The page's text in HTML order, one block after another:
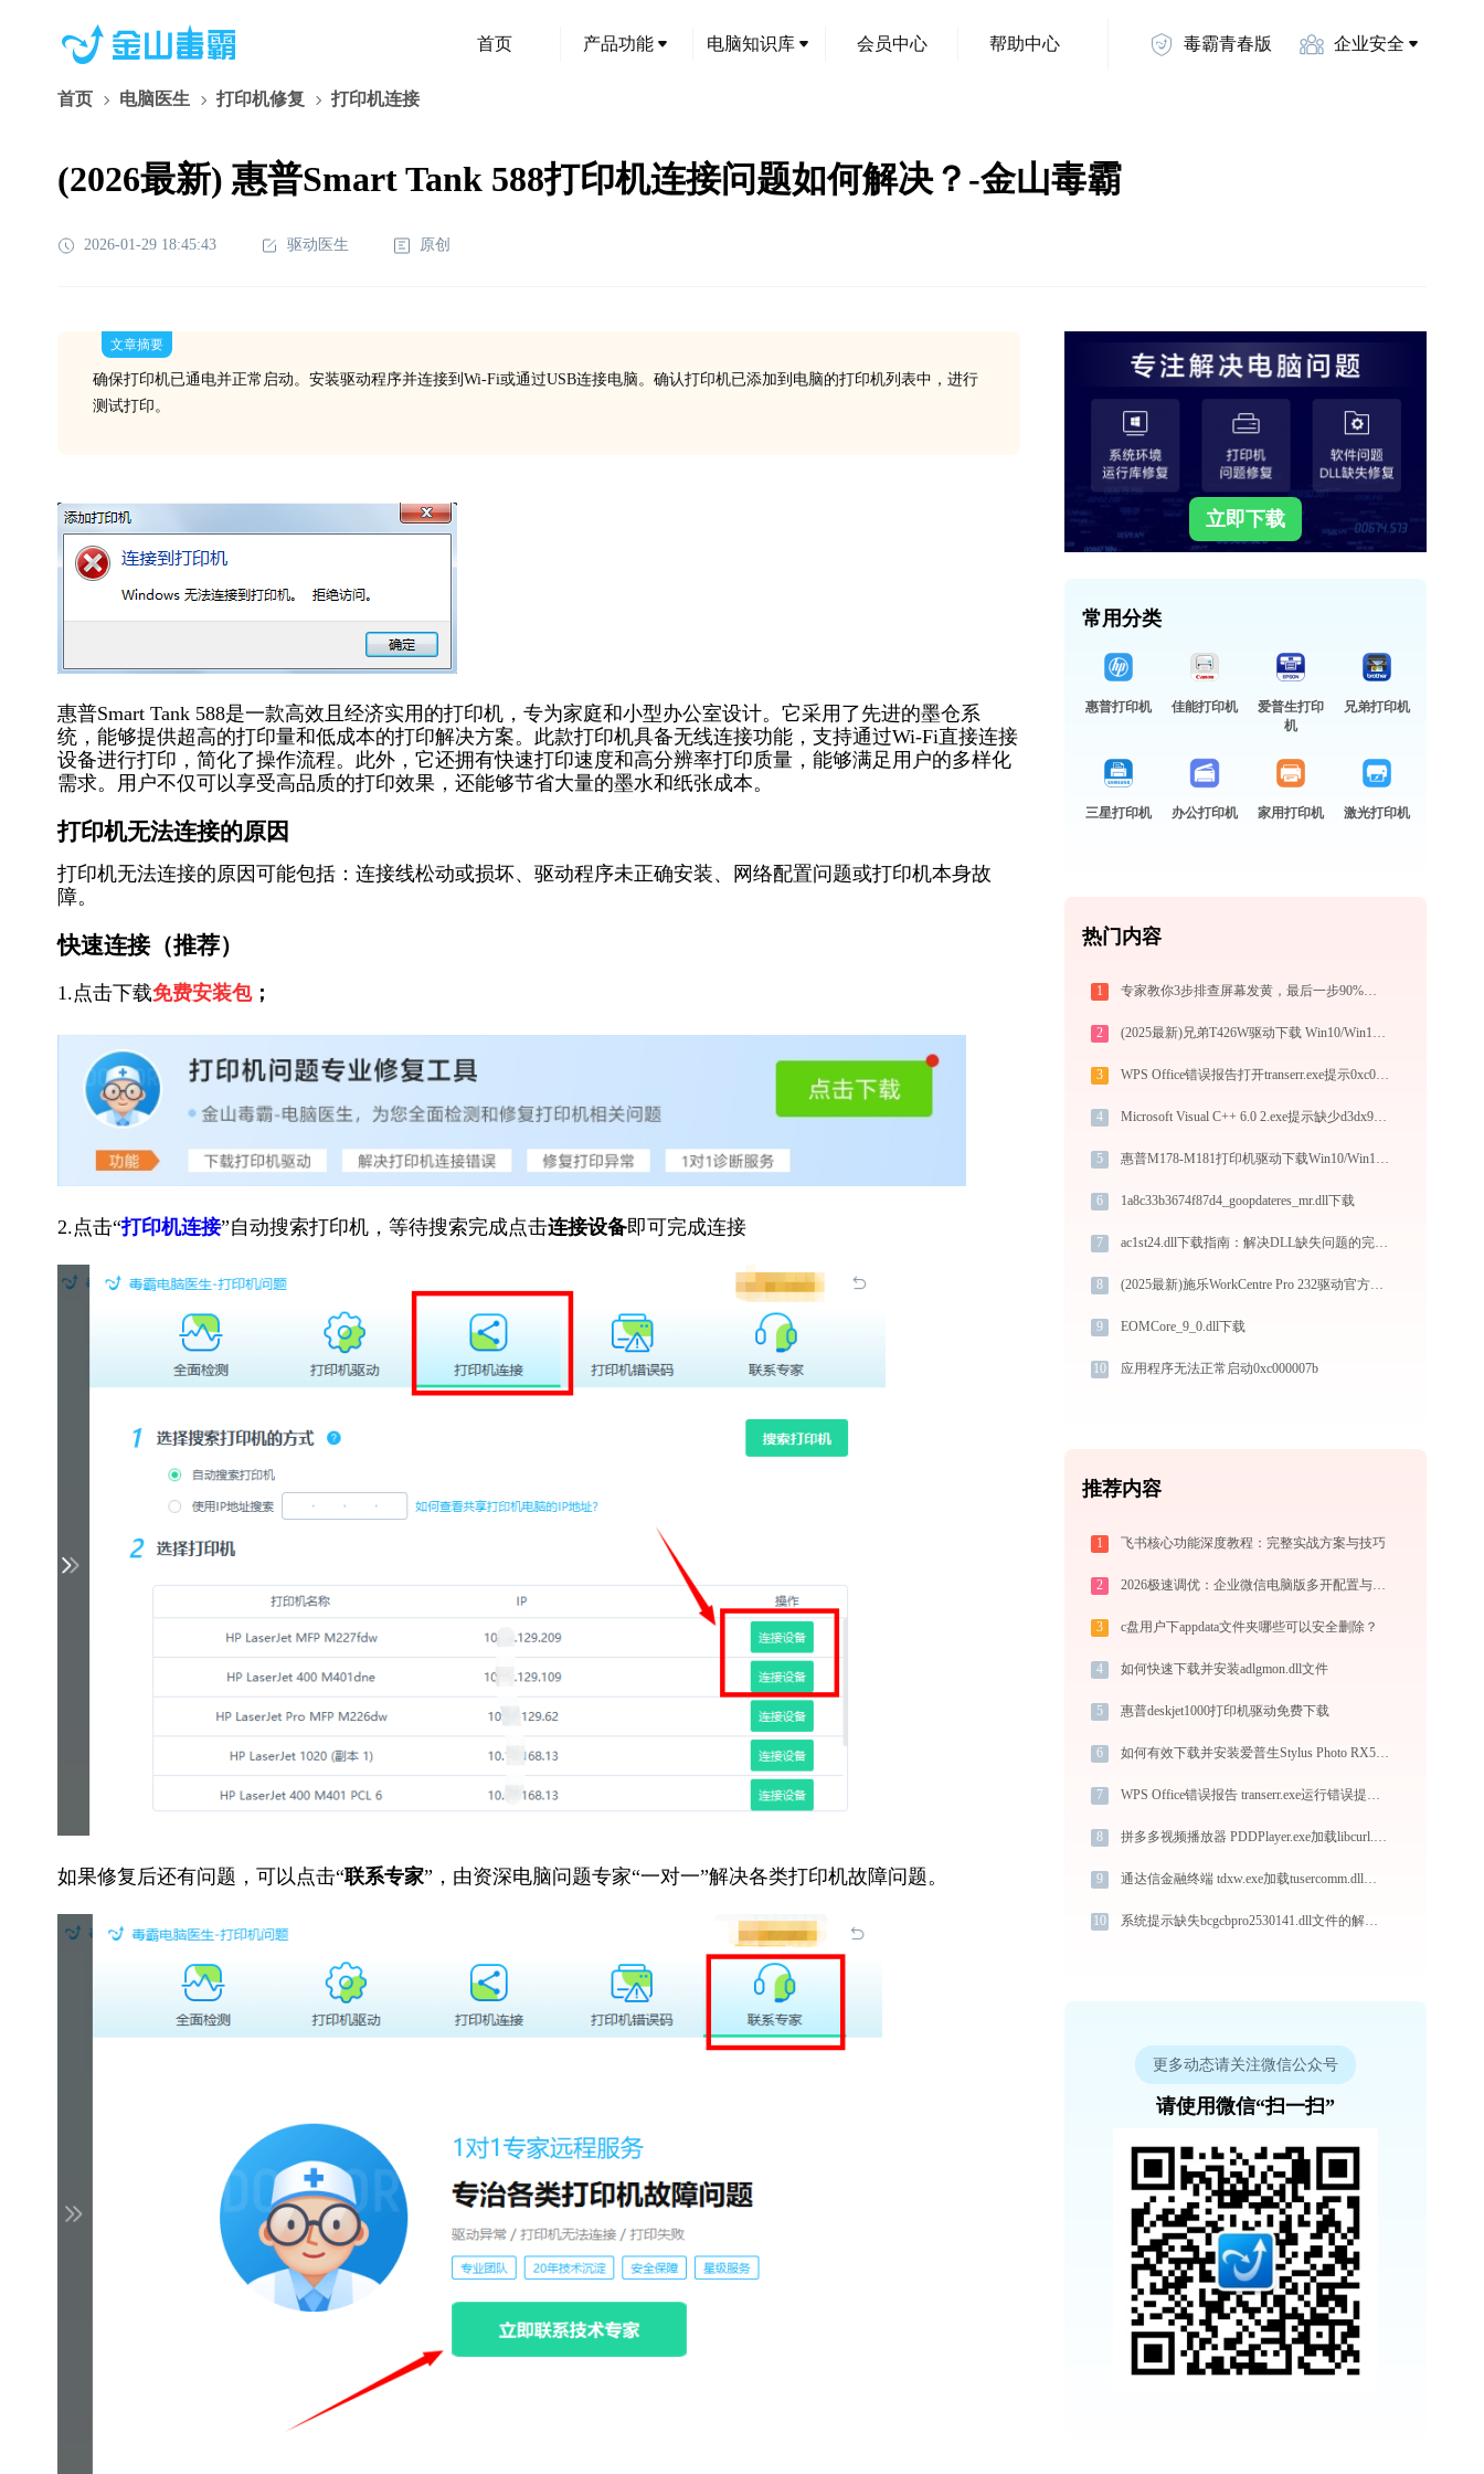
首页 产品功能 电脑知识库 会员中心 帮助中心 毒霸青春版 企业安全
首页 电脑医生 打印机修复 打印机连接
(2026最新) 惠普Smart Tank 588打印机连接问题如何解决？-金山毒霸
2026-01-29 18:45:43 驱动医生 原创
文章摘要
确保打印机已通电并正常启动。安装驱动程序并连接到Wi-Fi或通过USB连接电脑。确认打印机已添加到电脑的打印机列表中，进行
测试打印。
惠普Smart Tank 588是一款高效且经济实用的打印机，专为家庭和小型办公室设计。它采用了先进的墨仓系
统，能够提供超高的打印量和低成本的打印解决方案。此款打印机具备无线连接功能，支持通过Wi-Fi直接连接
设备进行打印，简化了操作流程。此外，它还拥有快速打印速度和高分辨率打印质量，能够满足用户的多样化
需求。用户不仅可以享受高品质的打印效果，还能够节省大量的墨水和纸张成本。
打印机无法连接的原因
打印机无法连接的原因可能包括：连接线松动或损坏、驱动程序未正确安装、网络配置问题或打印机本身故
障。
快速连接（推荐）
1.点击下载免费安装包；
2.点击“打印机连接”自动搜索打印机，等待搜索完成点击连接设备即可完成连接
如果修复后还有问题，可以点击“联系专家”，由资深电脑问题专家“一对一”解决各类打印机故障问题。
立即下载
常用分类
惠普打印机 佳能打印机
爱普生打印
机
兄弟打印机
三星打印机 办公打印机 家用打印机 激光打印机
热门内容
1 专家教你3步排查屏幕发黄，最后一步90%的人不敢自己动手
2 (2025最新)兄弟T426W驱动下载 Win10/Win11 官方安装教程
3 WPS Office错误报告打开transerr.exe提示0xc000000d错误码怎么办
4 Microsoft Visual C++ 6.0 2.exe提示缺少d3dx9_43.dll文件的解决办法
5 惠普M178-M181打印机驱动下载Win10/Win11官方安装图文教程
6 1a8c33b3674f87d4_goopdateres_mr.dll下载
7 ac1st24.dll下载指南：解决DLL缺失问题的完整方案
8 (2025最新)施乐WorkCentre Pro 232驱动官方安全下载，兼容Win10/Win11
9 EOMCore_9_0.dll下载
10 应用程序无法正常启动0xc000007b
推荐内容
1 飞书核心功能深度教程：完整实战方案与技巧
2 2026极速调优：企业微信电脑版多开配置与系统瘦身指南，拒绝流氓捆绑
3 c盘用户下appdata文件夹哪些可以安全删除？
4 如何快速下载并安装adlgmon.dll文件
5 惠普deskjet1000打印机驱动免费下载
6 如何有效下载并安装爱普生Stylus Photo RX510打印机驱动？全方位指导手册
7 WPS Office错误报告 transerr.exe运行错误提示0xc000000d的解决办法
8 拼多多视频播放器 PDDPlayer.exe加载libcurl.dll文件丢失处理办法
9 通达信金融终端 tdxw.exe加载tusercomm.dll文件丢失处理办法
10 系统提示缺失bcgcbpro2530141.dll文件的解决方法
更多动态请关注微信公众号
请使用微信“扫一扫”